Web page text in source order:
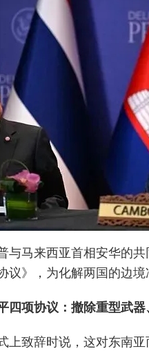
与马来西亚首相安华的
议》，为化解两国的边境
四项协议：撤除重型武
上致辞时说，这对东南